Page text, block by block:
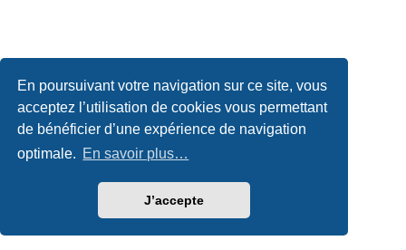
En poursuivant votre navigation sur ce site, vous
acceptez l’utilisation de cookies vous permettant
de bénéficier d’une expérience de navigation
optimale. En savoir plus…
J’accepte